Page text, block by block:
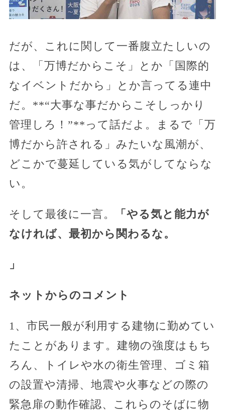
だが、これに関して一番腹立たしいの
は、「万博だからこそ」とか「国際的
なイベントだから」とか言ってる連中
だ。**“大事な事だからこそしっかり
管理しろ！”**って話だよ。まるで「万
博だから許される」みたいな風潮が、
どこかで蔓延している気がしてならな
い。
そして最後に一言。
「やる気と能力が
なければ、最初から関わるな。
」
ネットからのコメント
1、市民一般が利用する建物に勤めてい
たことがあります。建物の強度はもち
ろん、トイレや水の衛生管理、ゴミ箱
の設置や清掃、地震や火事などの際の
緊急扉の動作確認、これらのそばに物